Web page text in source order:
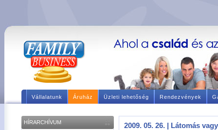
Vállalatunk Áruház Üzleti lehetőség Rendezvények
HÍRARCHÍVUM 2009. 05. 26. | Látomás